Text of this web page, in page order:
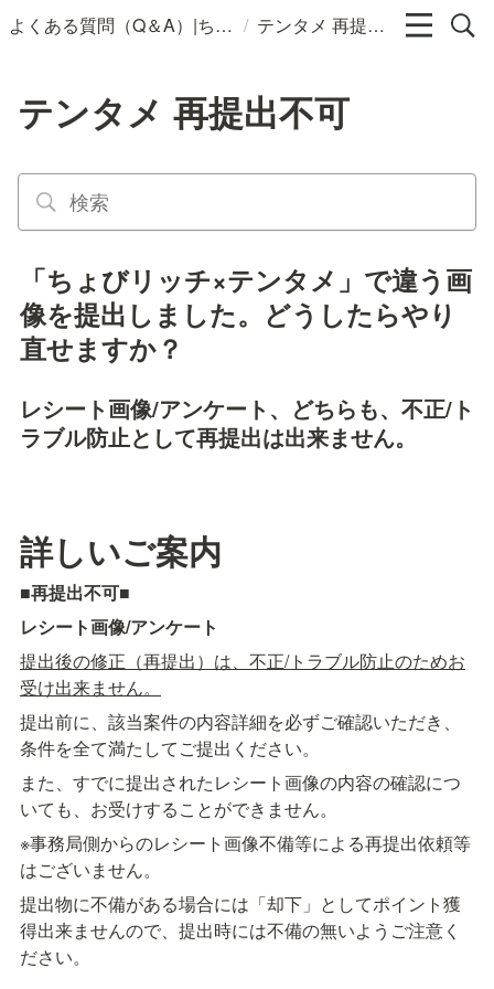
よくある質問（Q＆A）|ちょびリッチ / テンタメ 再提出不可
テンタメ 再提出不可
「ちょびリッチ×テンタメ」で違う画
像を提出しました。どうしたらやり
直せますか？
レシート画像/アンケート、どちらも、不正/ト
ラブル防止として再提出は出来ません。
詳しいご案内
■再提出不可■
レシート画像/アンケート
提出後の修正（再提出）は、不正/トラブル防止のためお
受け出来ません。
提出前に、該当案件の内容詳細を必ずご確認いただき、
条件を全て満たしてご提出ください。
また、すでに提出されたレシート画像の内容の確認につ
いても、お受けすることができません。
※事務局側からのレシート画像不備等による再提出依頼等
はございません。
提出物に不備がある場合には「却下」としてポイント獲
得出来ませんので、提出時には不備の無いようご注意く
ださい。